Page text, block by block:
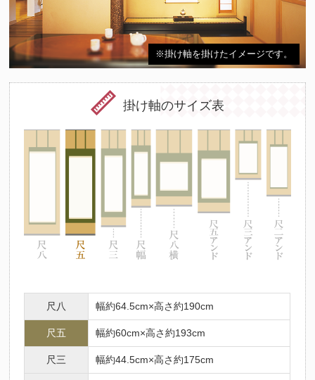
※掛け軸を掛けたイメージです。
掛け軸のサイズ表
尺八 幅約64.5cm×高さ約190cm
尺五 幅約60cm×高さ約193cm
尺三 幅約44.5cm×高さ約175cm